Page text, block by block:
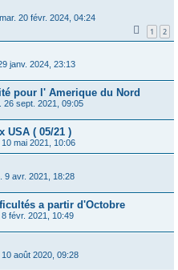
mar. 20 févr. 2024, 04:24
1 2
janv. 2024, 23:13
pour l' Amerique du Nord
26 sept. 2021, 09:05
USA ( 05/21 )
10 mai 2021, 10:06
9 avr. 2021, 18:28
a partir d'Octobre
8 févr. 2021, 10:49
10 août 2020, 09:28